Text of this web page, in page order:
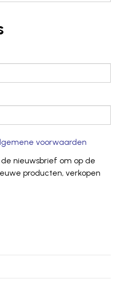
voorwaarden
nieuwsbrief om op de
producten, verkopen